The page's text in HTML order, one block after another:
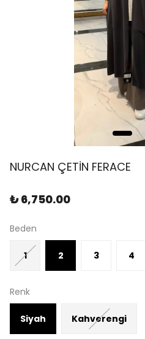
NURCAN ÇETİN FERACE
₺ 6,750.00
Beden
1 2 3 4
Renk
Siyah Kahverengi